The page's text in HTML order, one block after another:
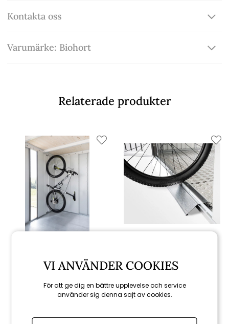
Kontakta oss
Varumärke: Biohort
Relaterade produkter
Neo cykelhängare bikemax
1 299 kr
Neo tröskelramp
1 299 kr
VI ANVÄNDER COOKIES
För att ge dig en bättre upplevelse och service
använder sig denna sajt av cookies.